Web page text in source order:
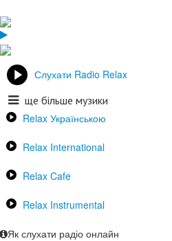
Слухати Radio Relax
ще більше музики
Relax Українською
Relax International
Relax Cafe
Relax Instrumental
Як слухати радіо онлайн